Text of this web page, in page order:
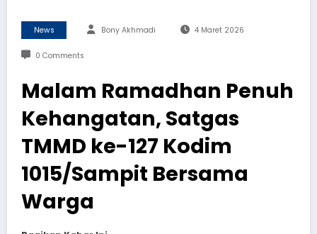
News Bony Akhmadi 4 Maret 2026
0 Comments
Malam Ramadhan Penuh
Kehangatan, Satgas
TMMD ke-127 Kodim
1015/Sampit Bersama
Warga